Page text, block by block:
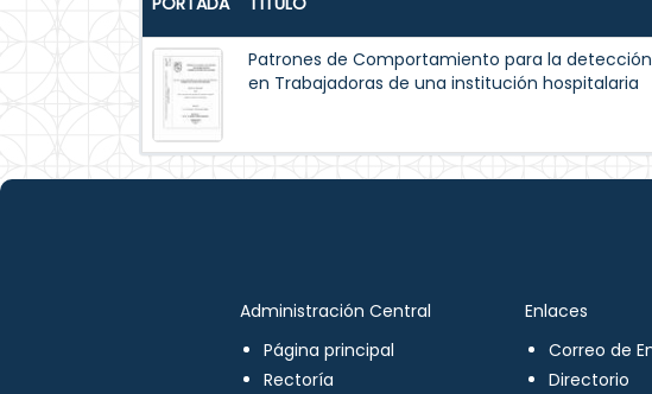
Patrones de Comportamiento para la
en Trabajadoras de una institución hospitalaria
Administración Central
Página principal
Rectoría
Enlaces
Correo de
Directorio